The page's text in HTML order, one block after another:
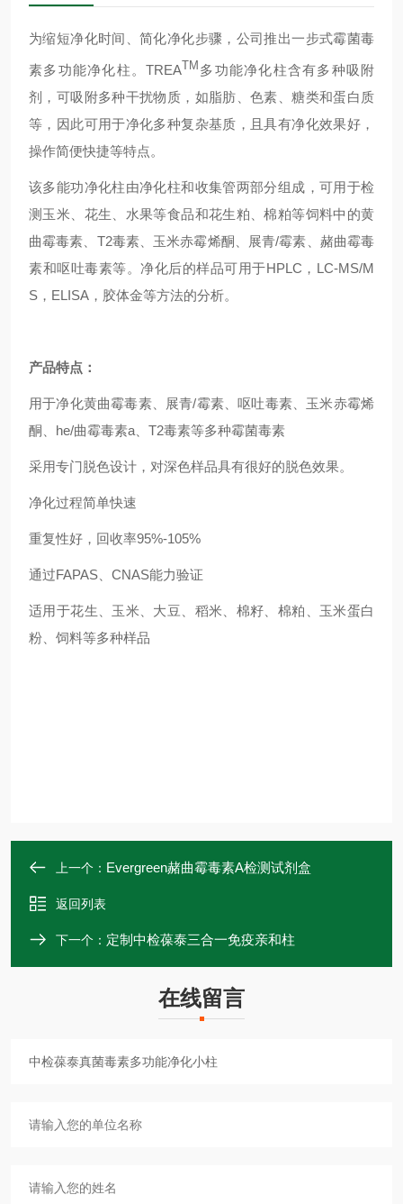
为缩短净化时间、简化净化步骤，公司推出一步式霉菌毒
素多功能净化柱。 TREA TM 多功能净化柱含有多种吸附
剂，可吸附多种干扰物质，如脂肪、色素、糖类和蛋白质
等，因此可用于净化多种复杂基质 ，且具有净化效果好，
操作简便快捷等特点。
该多能功净化柱由净化柱和收集管两部分组成，可用于检
测玉米、花生、水果等食品和花生粕、棉粕等饲料中的黄
曲霉毒素 、T2毒素、玉米赤霉烯酮、展青/霉素、赭曲霉毒
素和呕吐毒素等。净化后的样品可用于HPLC，LC-MS/M
S，ELISA，胶体金等方法的分析。
产品特点：
用于净化黄曲霉毒素、展青/霉素、呕吐毒素、玉米赤霉烯
酮、he/曲霉毒素a
T2毒素等多种霉菌毒素
采用专门脱色设计，对深色样品具有很好的脱色效果。
净化过程简单快速
重复性好，回收率95%-105%
通过FAPAS CNAS能力验证
适用于花生、玉米、大豆、稻米、棉籽、棉粕、玉米蛋白
粉、饲料等多种样品
上一个： Evergreen赭曲霉毒素A检测试剂盒
返回列表
下一个： 定制中检葆泰三合一免疫亲和柱
在线留言